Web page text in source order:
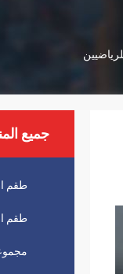
جميع
طقم
طقم